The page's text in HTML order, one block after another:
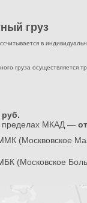
груз
в
груза
руб.
пределах МКАД —
(Москвовское
(Московское